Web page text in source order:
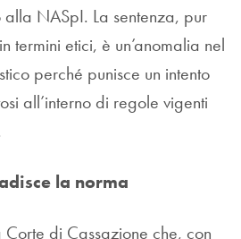
NASpI. La sentenza, pur
termini etici, è un’anomalia nel
perché punisce un intento
all’interno di regole vigenti
la norma
di Cassazione che, con